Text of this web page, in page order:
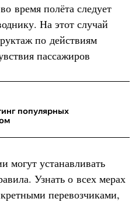
время полёта следует
На этот случай
по действиям
пассажиров
популярных
могут устанавливать
Узнать о всех мерах
перевозчиками,